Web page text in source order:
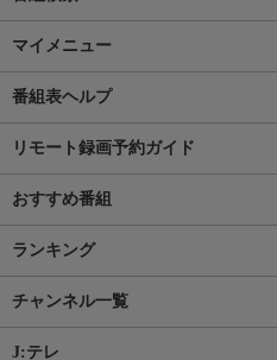
マイメニュー
番組表ヘルプ
リモート録画予約ガイド
おすすめ番組
ランキング
チャンネル一覧
J:テレ